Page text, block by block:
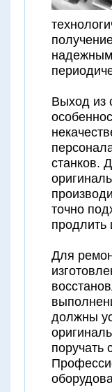
Выход из
станков.
точно
продлить
Для
должны
поручать